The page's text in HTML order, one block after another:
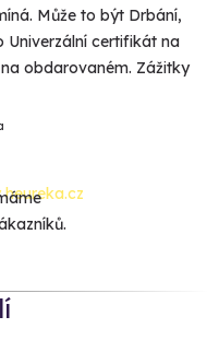
Může to být Drbání,
Univerzální certifikát na
obdarovaném. Zážitky